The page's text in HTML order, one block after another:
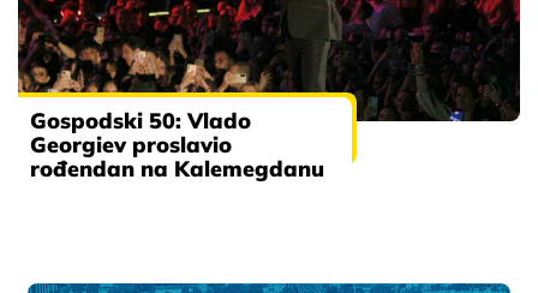
Gospodski 50: Vlado
Georgiev proslavio
rođendan na Kalemegdanu